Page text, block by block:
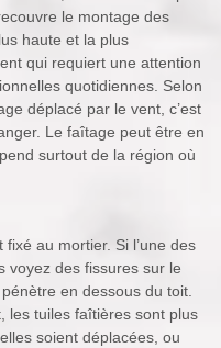
le montage des
haute et la plus
qui requiert une attention
quotidiennes. Selon
déplacé par le vent, c’est
Le faîtage peut être en
surtout de la région où
au mortier. Si l’une des
voyez des fissures sur le
en dessous du toit.
les tuiles faîtières sont plus
soient déplacées, ou